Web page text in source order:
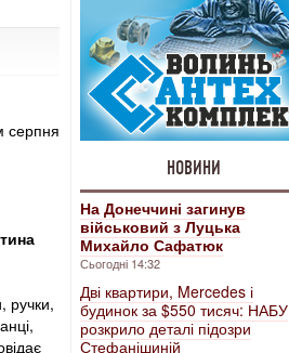
серпня
ручки,
НОВИНИ
На Донеччині загинув
військовий з Луцька
Михайло Сафатюк
Сьогодні 14:32
Дві квартири, Mercedes і
будинок за $550 тисяч: НАБУ
розкрило деталі підозри
Стефанішиній